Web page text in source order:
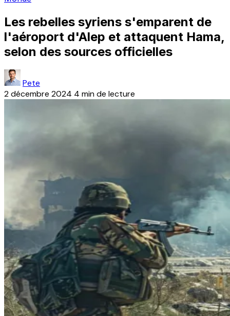
Les rebelles syriens s'emparent de
l'aéroport d'Alep et attaquent Hama,
selon des sources officielles
Pete
2 décembre 2024 4 min de lecture